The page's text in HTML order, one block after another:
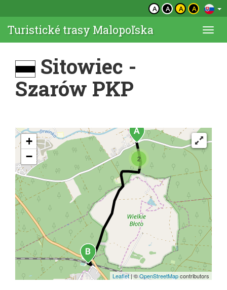
A A A A
Turistické trasy Malopoľska
Sitowiec -
Szarów PKP
2
+
−
Leaflet|©OpenStreetMapcontributors